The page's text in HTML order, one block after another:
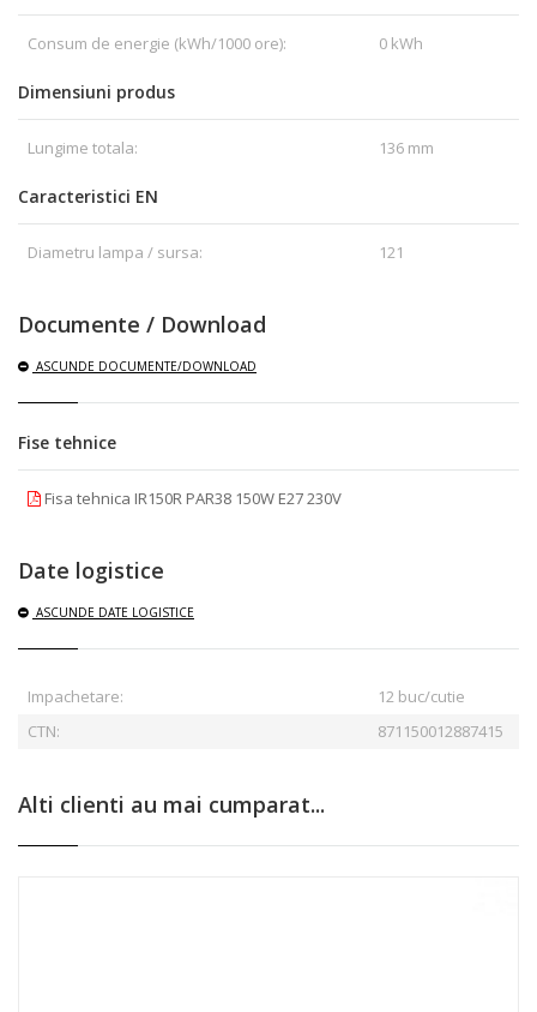
Consum de energie (kWh/1000 ore): 0 kWh
Dimensiuni produs
Lungime totala: 136 mm
Caracteristici EN
Diametru lampa / sursa: 121
Documente / Download
ASCUNDE DOCUMENTE/DOWNLOAD
Fise tehnice
Fisa tehnica IR150R PAR38 150W E27 230V
Date logistice
ASCUNDE DATE LOGISTICE
Impachetare:
12 buc/cutie
CTN:
871150012887415
Alti clienti au mai cumparat...